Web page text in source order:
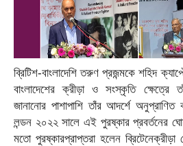
ব্রিটিশ-বাংলাদেশি তরুণ প্রজন্মকেশহিদ
বাংলাদেশের ক্রীড়া ও সংস্কৃতি ক্ষেত্রে
জানানোর পাশাপাশিতাঁর আদর্শে অনুপ্রাণিত
লন্ডন ২০২২ সালে এই পুরষ্কার প্রবর্তনের
মতো পুরষ্কারপ্রাপ্তরা হলেন ব্রিটেনেক্রীড়া